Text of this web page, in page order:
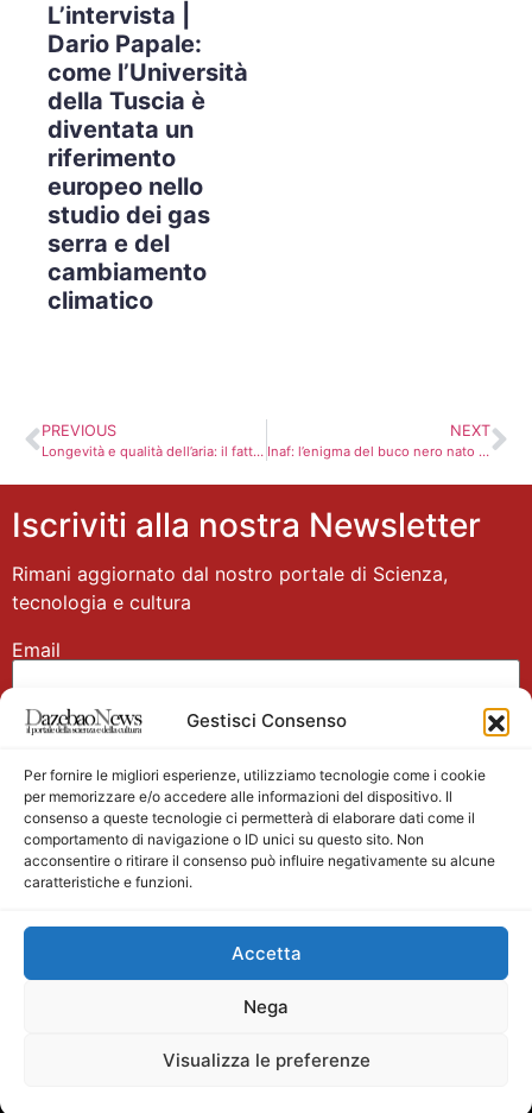
Gestisci Consenso
Per fornire le migliori esperienze, utilizziamo tecnologie come i cookie
per memorizzare e/o accedere alle informazioni del dispositivo. Il
consenso a queste tecnologie ci permetterà di elaborare dati come il
comportamento di navigazione o ID unici su questo sito. Non
acconsentire o ritirare il consenso può influire negativamente su alcune
caratteristiche e funzioni.
Accetta
Nega
Visualizza le preferenze
L’intervista |
Dario Papale:
come l’Università
della Tuscia è
diventata un
riferimento
europeo nello
studio dei gas
serra e del
cambiamento
climatico
PREVIOUS
Longevità e qualità dell’aria: il fattore invisibile che può cambiare la nostra vita
NEXT
Inaf: l’enigma del buco nero nato prima delle stelle
Iscriviti alla nostra Newsletter
Rimani aggiornato dal nostro portale di Scienza,
tecnologia e cultura
Email
Nome
Main partner
Testata giornalistica registrata presso il Tribunale di